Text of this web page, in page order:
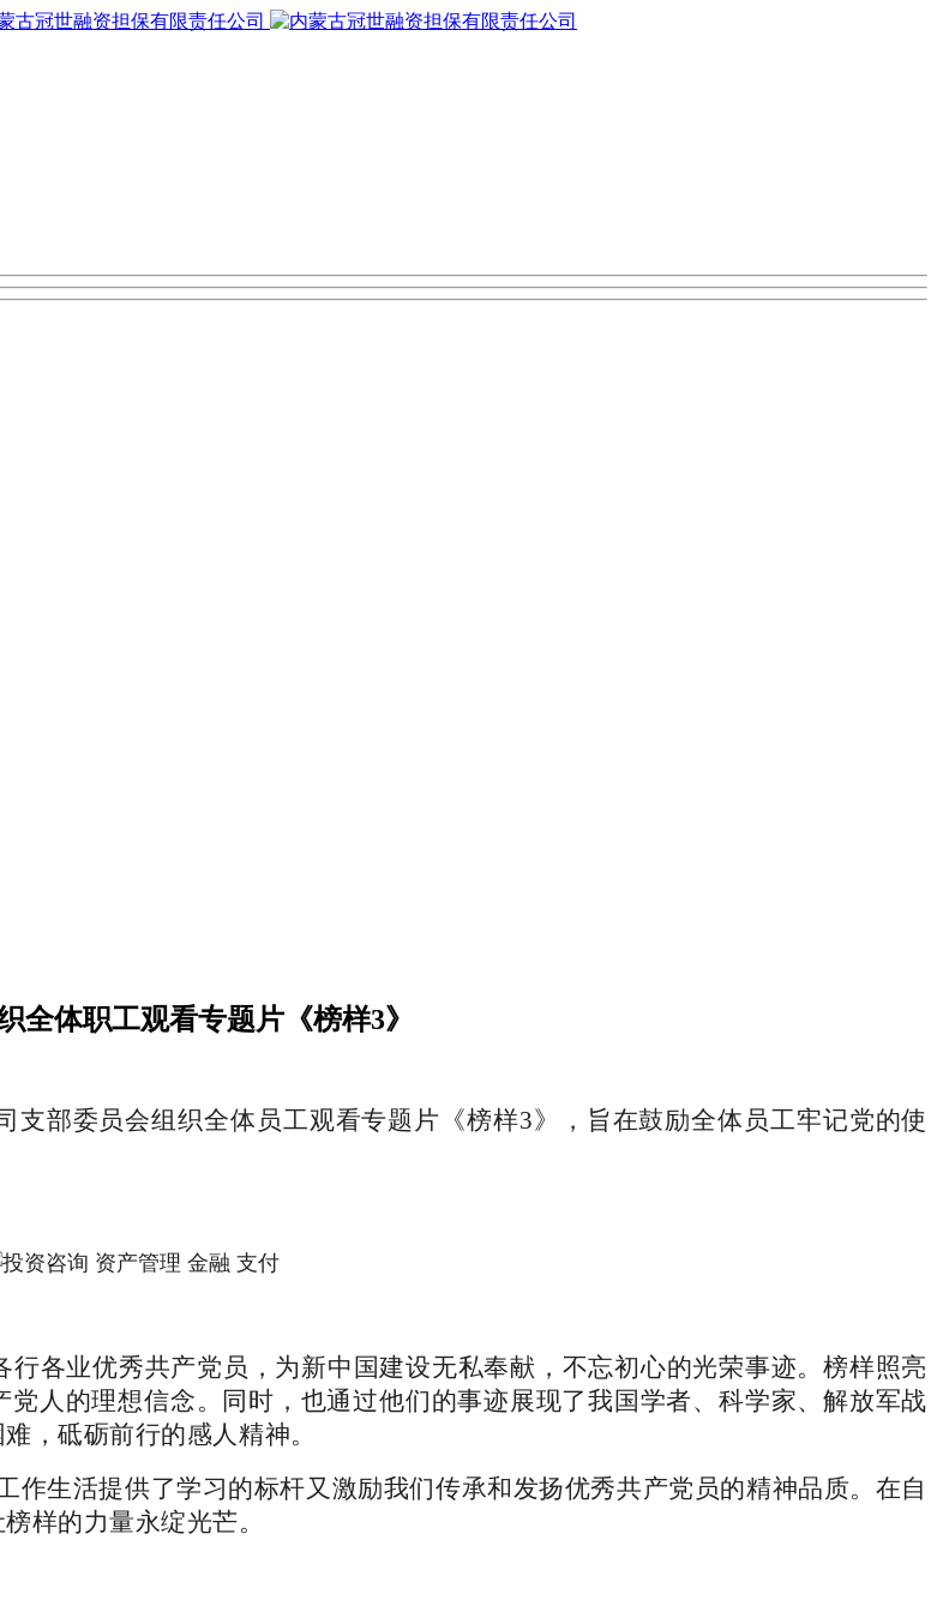
全体职工观看专题片《榜样3》
支部委员会组织全体员工观看专题片《榜样3》，旨在鼓励全体员工牢记党的使
各业优秀共产党员，为新中国建设无私奉献，不忘初心的光荣事迹。榜样照亮
人的理想信念。同时，也通过他们的事迹展现了我国学者、科学家、解放军战
，砥砺前行的感人精神。
作生活提供了学习的标杆又激励我们传承和发扬优秀共产党员的精神品质。在自
样的力量永绽光芒。